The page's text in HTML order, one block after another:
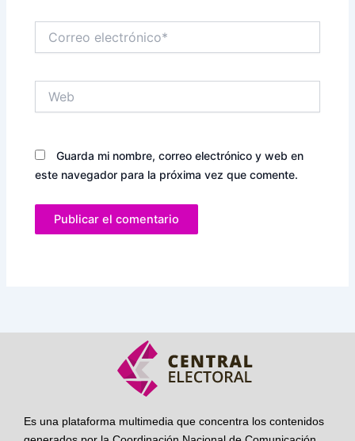
electrónico*
Guarda mi nombre, correo electrónico y web en
este navegador para la próxima vez que comente.
Es una plataforma multimedia que concentra los contenidos